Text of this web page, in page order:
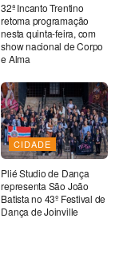
32ª Incanto Trentino
retoma programação
nesta quinta-feira, com
show nacional de Corpo
e Alma
CIDADE
Plié Studio de Dança
representa São João
Batista no 43º Festival de
Dança de Joinville